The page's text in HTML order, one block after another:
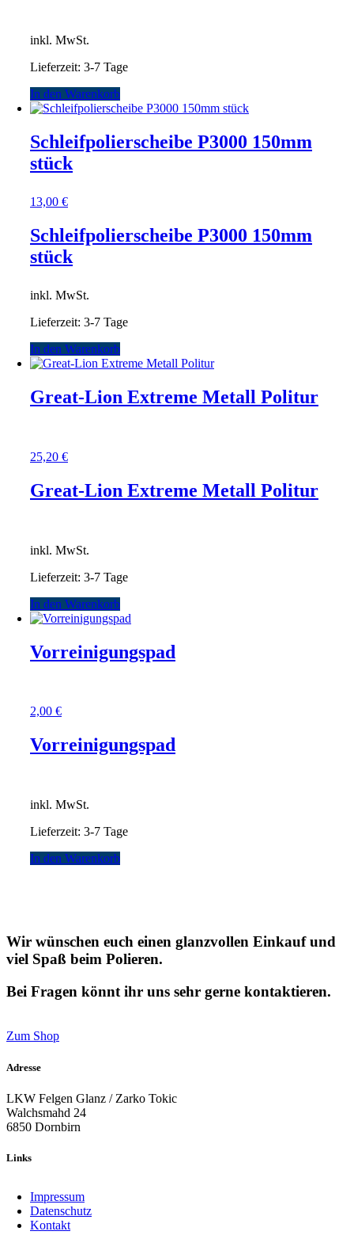
inkl. MwSt.
Lieferzeit: 3-7 Tage
In den Warenkorb
Schleifpolierscheibe P3000 150mm
stück
13,00 €
Schleifpolierscheibe P3000 150mm
stück
inkl. MwSt.
Lieferzeit: 3-7 Tage
In den Warenkorb
Great-Lion Extreme Metall Politur
25,20 €
Great-Lion Extreme Metall Politur
inkl. MwSt.
Lieferzeit: 3-7 Tage
In den Warenkorb
Vorreinigungspad
2,00 €
Vorreinigungspad
inkl. MwSt.
Lieferzeit: 3-7 Tage
In den Warenkorb
Wir wünschen euch einen glanzvollen Einkauf und
viel Spaß beim Polieren.
Bei Fragen könnt ihr uns sehr gerne kontaktieren.
Zum Shop
Adresse
LKW Felgen Glanz / Zarko Tokic
Walchsmahd 24
6850 Dornbirn
Links
Impressum
Datenschutz
Kontakt